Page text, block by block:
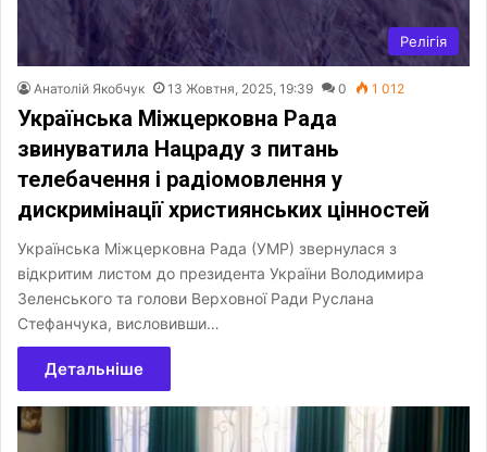
Релігія
Анатолій Якобчук 13 Жовтня, 2025, 19:39 0 1 012
Українська Міжцерковна Рада
звинуватила Нацраду з питань
телебачення і радіомовлення у
дискримінації християнських цінностей
Українська Міжцерковна Рада (УМР) звернулася з
відкритим листом до президента України Володимира
Зеленського та голови Верховної Ради Руслана
Стефанчука, висловивши…
Детальніше